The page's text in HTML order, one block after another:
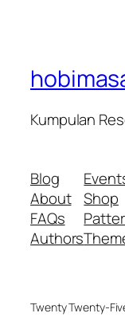
Kumpulan
Blog
About
FAQs
Authors
Shop
Twenty Twenty-